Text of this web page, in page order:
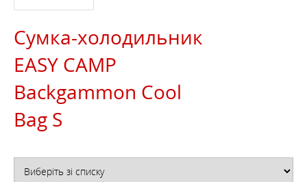
Сумка-холодильник
EASY CAMP
Backgammon Cool
Bag S